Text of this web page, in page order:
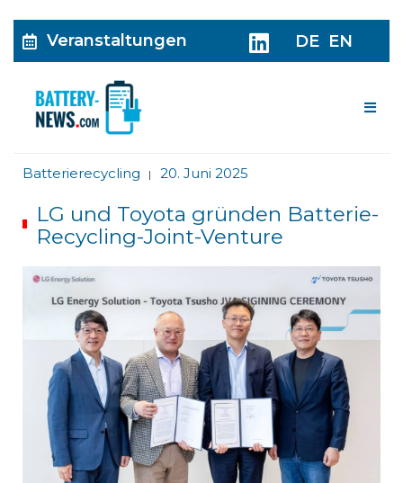
Veranstaltungen DE EN
Batterierecycling | 20. Juni 2025
LG und Toyota gründen Batterie-
Recycling-Joint-Venture